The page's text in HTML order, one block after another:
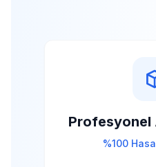
Profesyonel
%100